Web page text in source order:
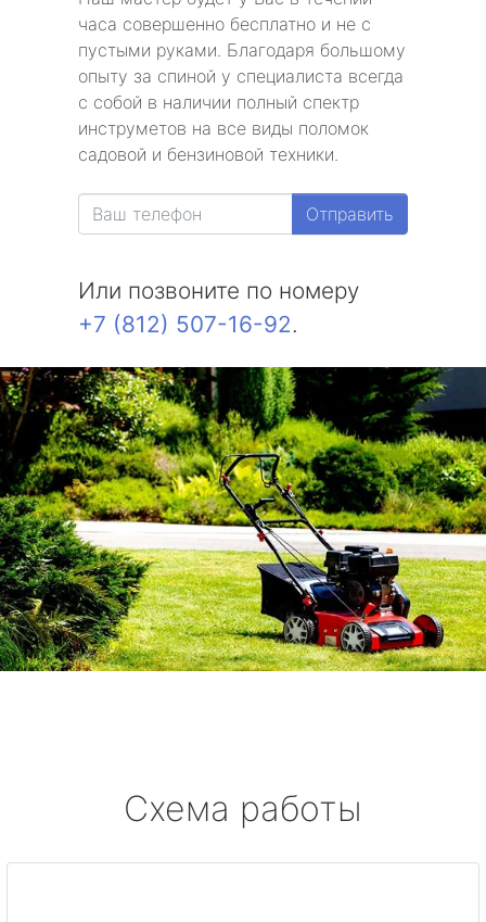
часа совершенно бесплатно и не с
пустыми руками. Благодаря большому
опыту за спиной у специалиста всегда
с собой в наличии полный спектр
инструметов на все виды поломок
садовой и бензиновой техники.
Отправить
Или позвоните по номеру
+7 (812) 507-16-92.
Схема работы